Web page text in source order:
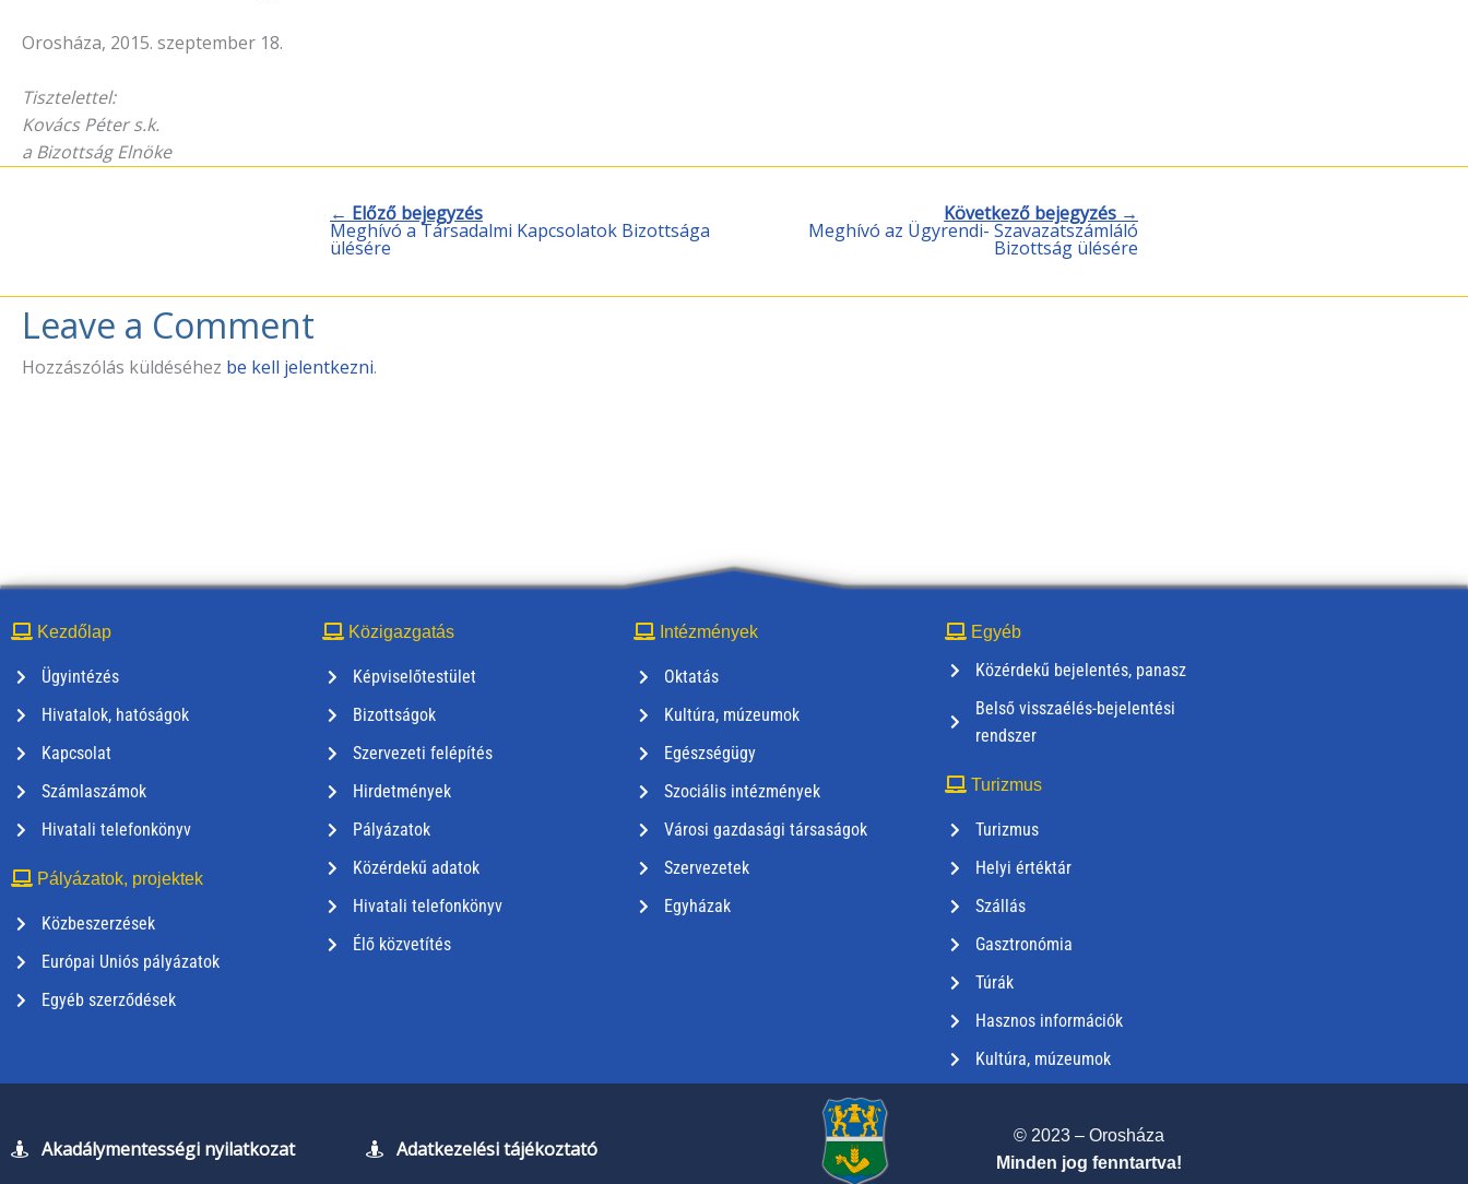
Orosháza, 2015. szeptember 18.
Tisztelettel:
Kovács Péter s.k.
a Bizottság Elnöke
← Előző bejegyzés
Meghívó a Társadalmi Kapcsolatok Bizottsága
ülésére
Következő bejegyzés →
Meghívó az Ügyrendi- Szavazatszámláló
Bizottság ülésére
Leave a Comment
Hozzászólás küldéséhez be kell jelentkezni.
Kezdőlap
Ügyintézés
Hivatalok, hatóságok
Kapcsolat
Számlaszámok
Hivatali telefonkönyv
Pályázatok, projektek
Közbeszerzések
Európai Uniós pályázatok
Egyéb szerződések
Közigazgatás
Képviselőtestület
Bizottságok
Szervezeti felépítés
Hirdetmények
Pályázatok
Közérdekű adatok
Hivatali telefonkönyv
Élő közvetítés
Intézmények
Oktatás
Kultúra, múzeumok
Egészségügy
Szociális intézmények
Városi gazdasági társaságok
Szervezetek
Egyházak
Egyéb
Közérdekű bejelentés, panasz
Belső visszaélés-bejelentési
rendszer
Turizmus
Turizmus
Helyi értéktár
Szállás
Gasztronómia
Túrák
Hasznos információk
Kultúra, múzeumok
Akadálymentességi nyilatkozat Adatkezelési tájékoztató
© 2023 – Orosháza
Minden jog fenntartva!